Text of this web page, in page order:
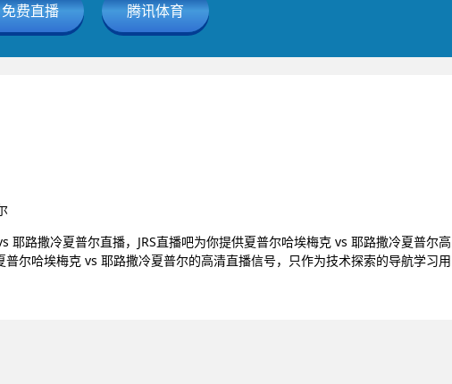
免费直播 腾讯体育
耶路撒冷夏普尔直播，JRS直播吧为你提供夏普尔哈埃梅克 vs 耶路撒冷夏普尔高
尔哈埃梅克 vs 耶路撒冷夏普尔的高清直播信号，只作为技术探索的导航学习用